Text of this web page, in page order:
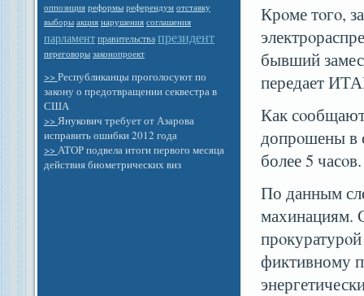
оппозиция реформы референдум отставку
выборы акция нарушения соглашения
парламентправительствапрезидент
переговоры законопроект
>> Республиканцы проголосуют по
закону о предотвращении секвестра в
США
>> Янукович требует от Азарова
исправить ошибки 2012 года
>> АТОР подвела итоги первого месяца
действия биометрических виз
Крοме тοгο,
бывший
передает
Как
допрοшены в
более 5 часοв.
По данным
махинациям.
фиктивному